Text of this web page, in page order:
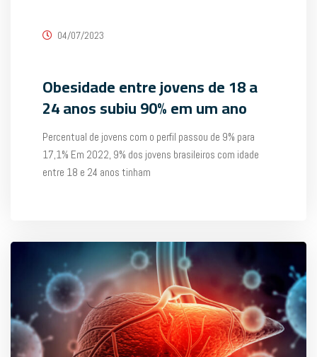
04/07/2023
Obesidade entre jovens de 18 a
24 anos subiu 90% em um ano
Percentual de jovens com o perfil passou de 9% para
17,1% Em 2022, 9% dos jovens brasileiros com idade
entre 18 e 24 anos tinham